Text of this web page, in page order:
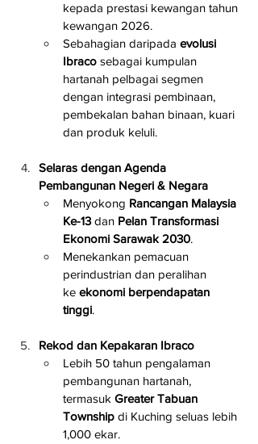
kepada prestasi kewangan tahun
kewangan 2026.
Sebahagian daripada evolusi
Ibraco sebagai kumpulan
hartanah pelbagai segmen
dengan integrasi pembinaan,
pembekalan bahan binaan, kuari
dan produk keluli.
Selaras dengan Agenda
Pembangunan Negeri & Negara
Menyokong Rancangan Malaysia
Ke-13 dan Pelan Transformasi
Ekonomi Sarawak 2030.
Menekankan pemacuan
perindustrian dan peralihan
ke ekonomi berpendapatan
tinggi.
Rekod dan Kepakaran Ibraco
Lebih 50 tahun pengalaman
pembangunan hartanah,
termasuk Greater Tabuan
Township di Kuching seluas lebih
1,000 ekar.